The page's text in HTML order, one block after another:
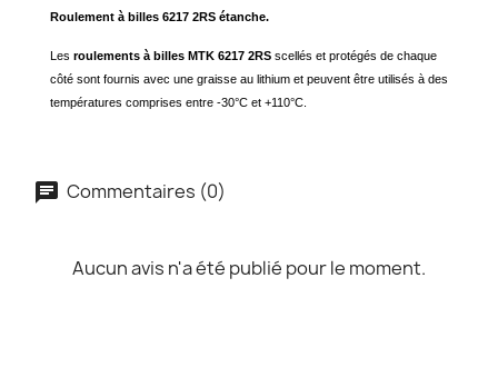
Roulement à billes 6217 2RS étanche.
Les roulements à billes MTK 6217 2RS scellés et protégés de chaque
côté sont fournis avec une graisse au lithium et peuvent être utilisés à des
températures comprises entre -30°C et +110°C.
Commentaires (0)
Aucun avis n'a été publié pour le moment.